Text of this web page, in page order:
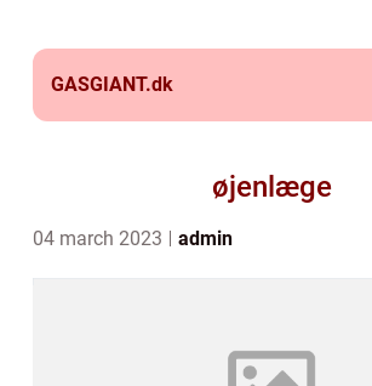
GASGIANT.dk
øjenlæge
04 march 2023 admin